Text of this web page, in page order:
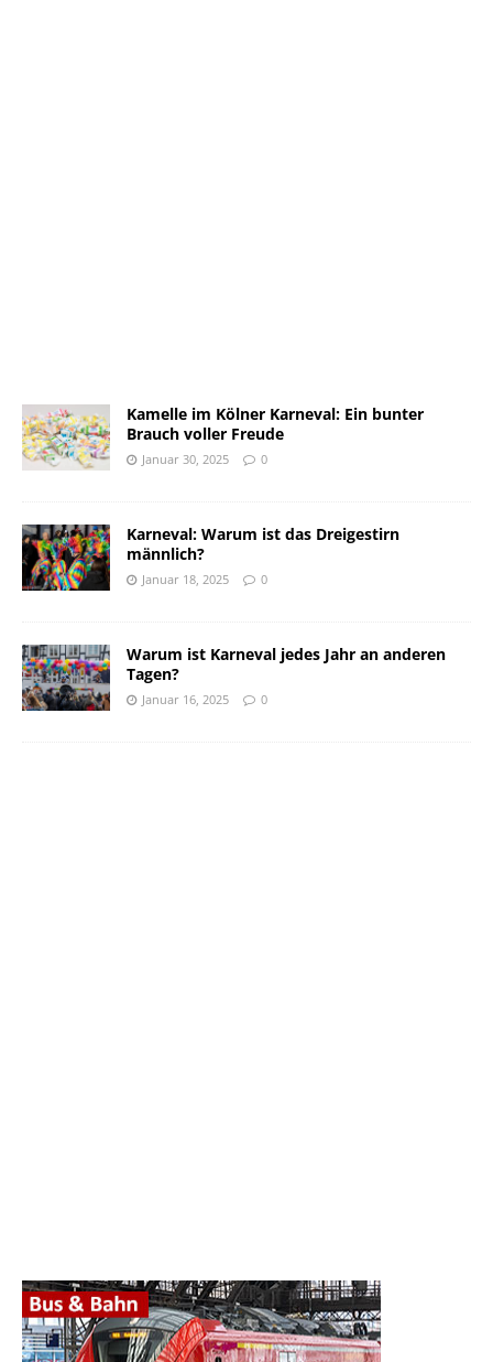
Kamelle im Kölner Karneval: Ein bunter
Brauch voller Freude
Januar 30, 2025 0
Karneval: Warum ist das Dreigestirn
männlich?
Januar 18, 2025 0
Warum ist Karneval jedes Jahr an anderen
Tagen?
Januar 16, 2025 0